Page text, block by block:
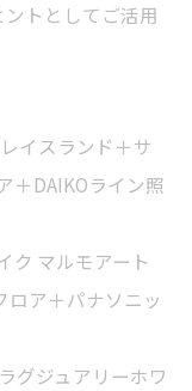
トとしてご活用
イスランド＋サ
＋DAIKOライン照
ク マルモアート
ロア＋パナソニッ
グジュアリーホワ